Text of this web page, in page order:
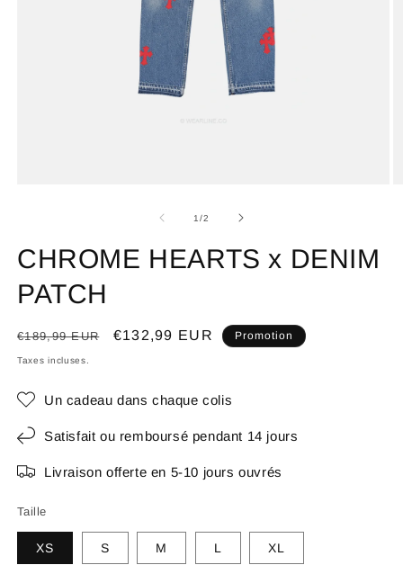
1/de
2
CHROME HEARTS x DENIM
PATCH
Prix
habituel
€189,99 EUR
Prix
€132,99 EUR Promotion
Taxes incluses.
Un cadeau dans chaque colis
Satisfait ou remboursé pendant 14 jours
Livraison offerte en 5-10 jours ouvrés
Taille
XS S M L XL